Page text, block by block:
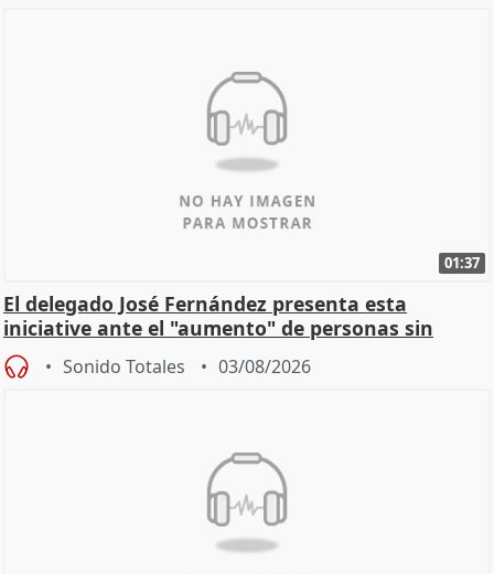
01:37
El delegado José Fernández presenta esta
iniciative ante el "aumento" de personas sin
hogar en Madri
Sonido Totales 03/08/2026